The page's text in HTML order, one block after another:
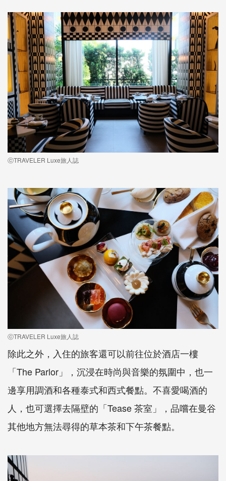
ⓒTRAVELER Luxe旅人誌
ⓒTRAVELER Luxe旅人誌
除此之外，入住的旅客還可以前往位於酒店一樓
「The Parlor」，沉浸在時尚與音樂的氛圍中，也一
邊享用調酒和各種泰式和西式餐點。不喜愛喝酒的
人，也可選擇去隔壁的「Tease 茶室」，品嚐在曼谷
其他地方無法尋得的草本茶和下午茶餐點。